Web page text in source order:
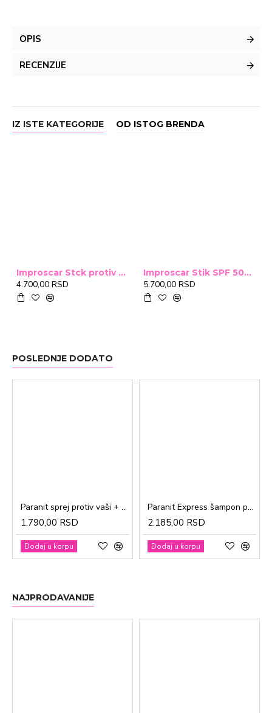
OPIS
RECENZIJE
IZ ISTE KATEGORIJE OD ISTOG BRENDA
Improscar Stck protiv ožiljaka 4,6g
4.700,00 RSD
Improscar Stik SPF 50+ Conceal 6,9g (tonirani)
5.700,00 RSD
POSLEDNJE DODATO
Paranit sprej protiv vaši + češalj 100ml
1.790,00 RSD
Dodaj u korpu
Paranit Express šampon protiv vaši + češalj 200ml
2.185,00 RSD
Dodaj u korpu
NAJPRODAVANIJE